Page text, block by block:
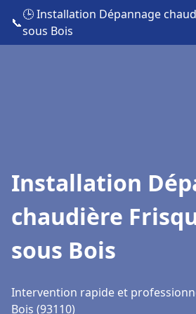
📞
🕒 Installation Dépannage
sous Bois
Installation
chaudière
sous Bois
Intervention rapide et
Bois (93110)